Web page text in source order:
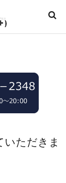
いただきま